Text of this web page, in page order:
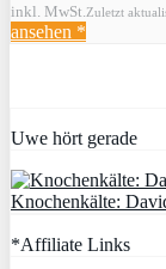
inkl. MwSt. Zuletzt
ansehen *
Uwe hört gerade
Knochenkälte:
*Affiliate Links